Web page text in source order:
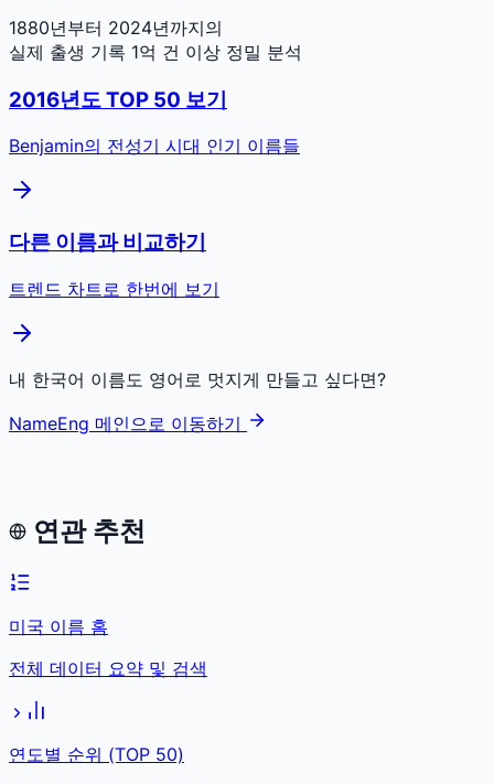
1880년부터 2024년까지의
실제 출생 기록 1억 건 이상 정밀 분석
2016년도 TOP 50 보기
Benjamin의 전성기 시대 인기 이름들
다른 이름과 비교하기
트렌드 차트로 한번에 보기
내 한국어 이름도 영어로 멋지게 만들고 싶다면?
NameEng 메인으로 이동하기
연관 추천
미국 이름 홈
전체 데이터 요약 및 검색
연도별 순위 (TOP 50)